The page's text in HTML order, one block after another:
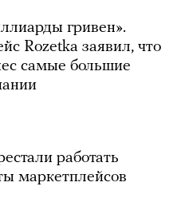
гривен».
Rozetka заявил, что
самые большие
работать
маркетплейсов